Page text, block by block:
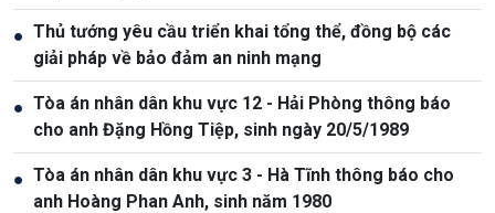
● Thủ tướng yêu cầu triển khai tổng thể, đồng bộ các
giải pháp về bảo đảm an ninh mạng
● Tòa án nhân dân khu vực 12 - Hải Phòng thông báo
cho anh Đặng Hồng Tiệp, sinh ngày 20/5/1989
● Tòa án nhân dân khu vực 3 - Hà Tĩnh thông báo cho
anh Hoàng Phan Anh, sinh năm 1980